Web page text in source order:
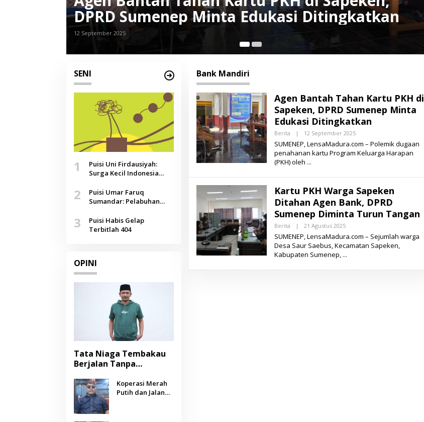
DPRD Sumenep Diminta Turun Tangan
21 Agustus 2025
SENI
1
Puisi Uni Firdausiyah:
Surga Kecil Indonesia
Doa yang Jauh, Narasi
Agustus
2
Puisi Umar Faruq
Sumandar: Pelabuhan
Selendang Benang Merah
Lombang
3
Puisi Habis Gelap
Terbitlah 404
OPINI
Tata Niaga Tembakau
Berjalan Tanpa
Negara Berpihak
kepada Petani?
Koperasi Merah
Putih dan Jalan
Bank Mandiri
Agen Bantah Tahan Kartu PKH di
Sapeken, DPRD Sumenep Minta
Edukasi Ditingkatkan
Berita | 12 September 2025O
E
H
A
M
A
D
U
SUMENEP, LensaMadura.com – Polemik dugaan
penahanan kartu Program Keluarga Harapan
(PKH) oleh
Kartu PKH Warga Sapeken
Ditahan Agen Bank, DPRD
Sumenep Diminta Turun Tangan
Berita | 21 Agustus 2025O
E
H
SUMENEP, LensaMadura.com – Sejumlah warga
Desa Saur Saebus, Kecamatan Sapeken,
Kabupaten Sumenep,